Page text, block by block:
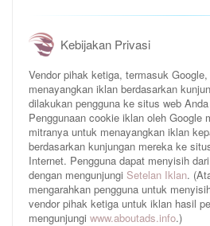
Kebijakan Privasi
Vendor pihak ketiga, termasuk
menayangkan iklan berdasarkan
dilakukan pengguna ke situs web
Penggunaan cookie iklan oleh Google
mitranya untuk menayangkan iklan
berdasarkan kunjungan mereka ke
Internet. Pengguna dapat menyisih
dengan mengunjungi Setelan Iklan.
mengarahkan pengguna untuk
vendor pihak ketiga untuk iklan hasil
mengunjungi www.aboutads.info.)